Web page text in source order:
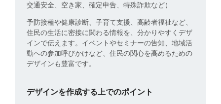
交通安全、空き家、確定申告、特殊詐欺など）
予防接種や健康診断、子育て支援、高齢者福祉など、
住民の生活に密接に関わる情報を、分かりやすくデザ
インで伝えます。イベントやセミナーの告知、地域活
動への参加呼びかけなど、住民の関心を高めるための
デザインも豊富です。
デザインを作成する上でのポイント